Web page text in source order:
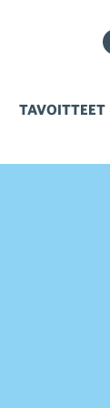
TAVOITTEET